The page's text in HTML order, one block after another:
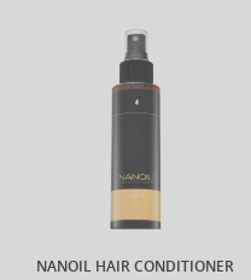
NANOIL HAIR CONDITIONER